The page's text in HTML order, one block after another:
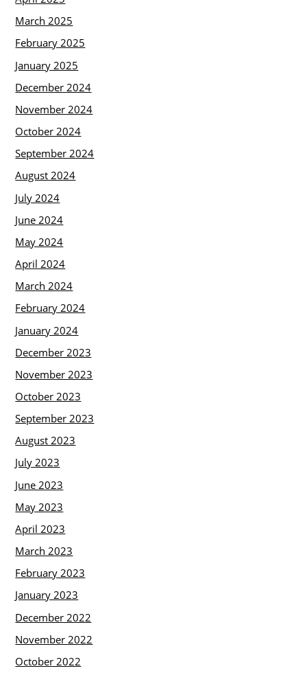
March 2025
February 2025
January 2025
December 2024
November 2024
October 2024
September 2024
August 2024
July 2024
June 2024
May 2024
April 2024
March 2024
February 2024
January 2024
December 2023
November 2023
October 2023
September 2023
August 2023
July 2023
June 2023
May 2023
April 2023
March 2023
February 2023
January 2023
December 2022
November 2022
October 2022